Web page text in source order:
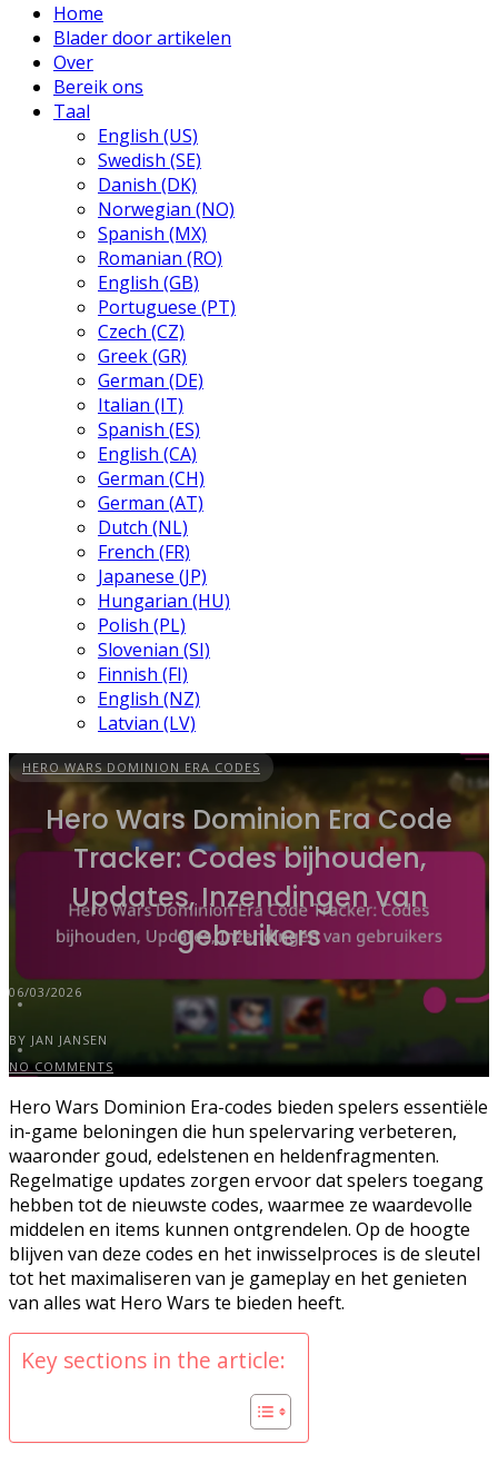
Home
Blader door artikelen
Over
Bereik ons
Taal
English (US)
Swedish (SE)
Danish (DK)
Norwegian (NO)
Spanish (MX)
Romanian (RO)
English (GB)
Portuguese (PT)
Czech (CZ)
Greek (GR)
German (DE)
Italian (IT)
Spanish (ES)
English (CA)
German (CH)
German (AT)
Dutch (NL)
French (FR)
Japanese (JP)
Hungarian (HU)
Polish (PL)
Slovenian (SI)
Finnish (FI)
English (NZ)
Latvian (LV)
HERO WARS DOMINION ERA CODES
Hero Wars Dominion Era Code
Tracker: Codes bijhouden,
Updates, Inzendingen van
gebruikers
06/03/2026
BY JAN JANSEN
NO COMMENTS
Hero Wars Dominion Era-codes bieden spelers essentiële
in-game beloningen die hun spelervaring verbeteren,
waaronder goud, edelstenen en heldenfragmenten.
Regelmatige updates zorgen ervoor dat spelers toegang
hebben tot de nieuwste codes, waarmee ze waardevolle
middelen en items kunnen ontgrendelen. Op de hoogte
blijven van deze codes en het inwisselproces is de sleutel
tot het maximaliseren van je gameplay en het genieten
van alles wat Hero Wars te bieden heeft.
Key sections in the article: